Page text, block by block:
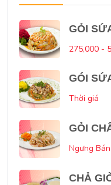
GỎI
275,000 -
GÓI
Thời giá
GỎI
Ngưng Bán
CHẢ